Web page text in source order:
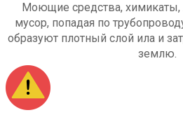
Моющие средства,
мусор, попадая по
образуют плотный слой ила и
землю.